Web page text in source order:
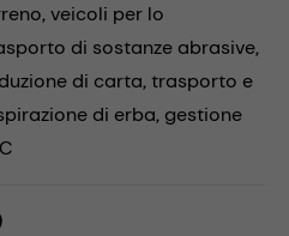
veicoli per lo
di sostanze abrasive,
di carta,trasporto e
di erba, gestione